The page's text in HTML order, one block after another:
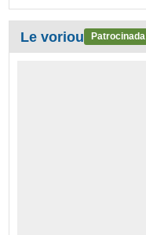
Le voriou Patrocinada